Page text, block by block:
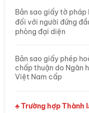
Bản sao giấy tờ pháp
đối với người đứng
phòng đại diện
Bản sao giấy phép
chấp thuận do Ngân
Việt Nam cấp
♣ Trường hợp Thành